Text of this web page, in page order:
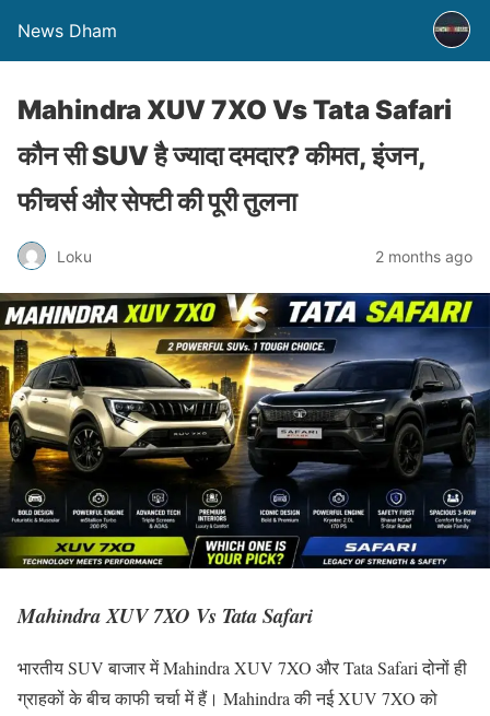
News Dham
Mahindra XUV 7XO Vs Tata Safari
कौन सी SUV है ज्यादा दमदार? कीमत, इंजन,
फीचर्स और सेफ्टी की पूरी तुलना
Loku 2 months ago
Mahindra XUV 7XO Vs Tata Safari
भारतीय SUV बाजार में Mahindra XUV 7XO और Tata Safari दोनों ही
ग्राहकों के बीच काफी चर्चा में हैं। Mahindra की नई XUV 7XO को